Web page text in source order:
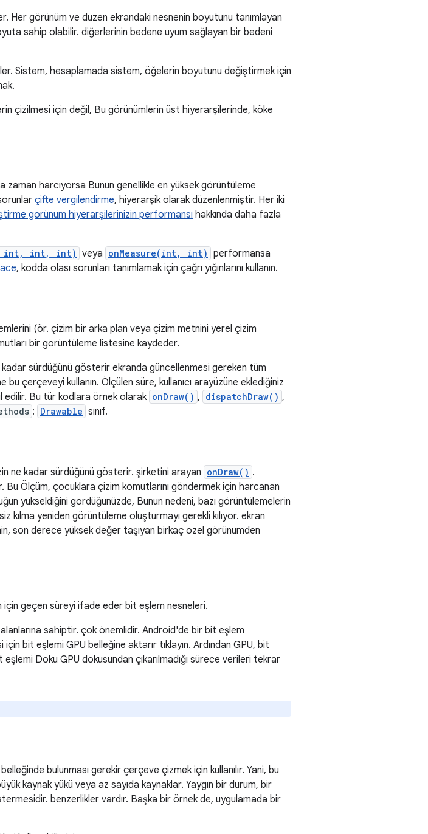
Her görünüm ve düzen ekrandaki nesnenin boyutunu tanımlayan
sahip olabilir. diğerlerinin bedene uyum sağlayan bir bedeni
Sistem, hesaplamada sistem, öğelerin boyutunu değiştirmek için
çizilmesi için değil, Bu görünümlerin üst hiyerarşilerinde, köke
zaman harcıyorsa Bunun genellikle en yüksek görüntüleme
çifte vergilendirme, hiyerarşik olarak düzenlenmiştir. Her iki
görünüm hiyerarşilerinizin performansı hakkında daha fazla
int, int, int) veya onMeasure(int, int) performansa
, kodda olası sorunları tanımlamak için çağrı yığınlarını kullanın.
(ör. çizim bir arka plan veya çizim metnini yerel çizim
bir görüntüleme listesine kaydeder.
kadar sürdüğünü gösterir ekranda güncellenmesi gereken tüm
çerçeveyi kullanın. Ölçülen süre, kullanıcı arayüzüne eklediğiniz
edilir. Bu tür kodlara örnek olarak onDraw() , dispatchDraw() ,
: Drawable sınıf.
ne kadar sürdüğünü gösterir. şirketini arayan onDraw() .
Bu Ölçüm, çocuklara çizim komutlarını göndermek için harcanan
yükseldiğini gördüğünüzde, Bunun nedeni, bazı görüntülemelerin
kılma yeniden görüntüleme oluşturmayı gerekli kılıyor. ekran
son derece yüksek değer taşıyan birkaç özel görünümden
için geçen süreyi ifade eder bit eşlem nesneleri.
sahiptir. çok önemlidir. Android'de bir bit eşlem
bit eşlemi GPU belleğine aktarır tıklayın. Ardından GPU, bit
Doku GPU dokusundan çıkarılmadığı sürece verileri tekrar
bulunması gerekir çerçeve çizmek için kullanılır. Yani, bu
kaynak yükü veya az sayıda kaynaklar. Yaygın bir durum, bir
benzerlikler vardır. Başka bir örnek de, uygulamada bir